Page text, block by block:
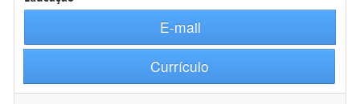
E-mail
Currículo